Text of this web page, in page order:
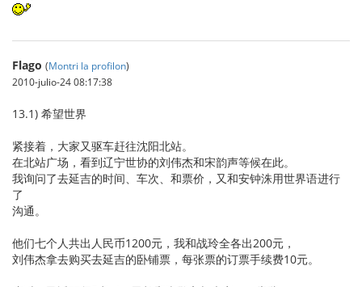
Flago (Montri la profilon)
2010-julio-24 08:17:38
13.1) 希望世界
紧接着，大家又驱车赶往沈阳北站。
在北站广场，看到辽宁世协的刘伟杰和宋韵声等候在此。
我询问了去延吉的时间、车次、和票价，又和安钟洙用世界语进行
了
沟通。
他们七个人共出人民币1200元，我和战玲全各出200元，
刘伟杰拿去购买去延吉的卧铺票，每张票的订票手续费10元。